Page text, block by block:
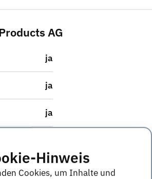
Hinweis
Cookies, um Inhalte und
AG
ja
ja
ja
nein